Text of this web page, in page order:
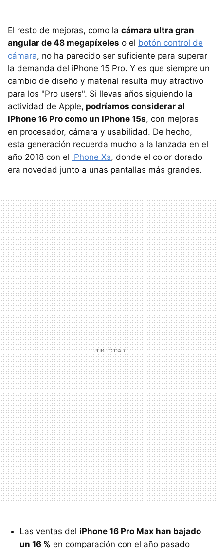
El resto de mejoras, como la cámara ultra gran
angular de 48 megapíxeles o el botón control de
cámara, no ha parecido ser suficiente para superar
la demanda del iPhone 15 Pro. Y es que siempre un
cambio de diseño y material resulta muy atractivo
para los "Pro users". Si llevas años siguiendo la
actividad de Apple, podríamos considerar al
iPhone 16 Pro como un iPhone 15s, con mejoras
en procesador, cámara y usabilidad. De hecho,
esta generación recuerda mucho a la lanzada en el
año 2018 con el iPhone Xs, donde el color dorado
era novedad junto a unas pantallas más grandes.
Las ventas del iPhone 16 Pro Max han bajado
un 16 % en comparación con el año pasado